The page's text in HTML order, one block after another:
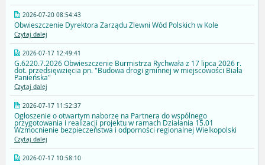
2026-07-20 08:54:43
Obwieszczenie Dyrektora Zarządu Zlewni Wód Polskich w Kole
Czytaj dalej
2026-07-17 12:49:41
G.6220.7.2026 Obwieszczenie Burmistrza Rychwała z 17 lipca 2026 r.
dot. przedsięwzięcia pn. "Budowa drogi gminnej w miejscowości Biała
Panieńska"
Czytaj dalej
2026-07-17 11:52:37
Ogłoszenie o otwartym naborze na Partnera do wspólnego
przygotowania i realizacji projektu w ramach Działania 15.01
Wzmocnienie bezpieczeństwa i odporności regionalnej Wielkopolski
Czytaj dalej
2026-07-17 10:58:10